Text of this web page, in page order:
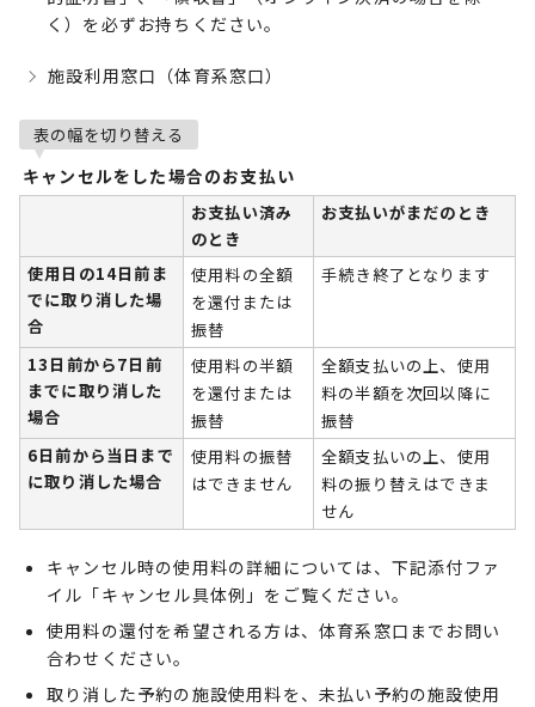
く）を必ずお持ちください。
施設利用窓口（体育系窓口）
表の幅を切り替える
キャンセルをした場合のお支払い
お支払い済み
のとき
お支払いがまだのとき
使用日の14日前ま
でに取り消した場
合
使用料の全額
を還付または
振替
手続き終了となります
13日前から7日前
までに取り消した
場合
使用料の半額
を還付または
振替
全額支払いの上、使用
料の半額を次回以降に
振替
6日前から当日まで
に取り消した場合
使用料の振替
はできません
全額支払いの上、使用
料の振り替えはできま
せん
キャンセル時の使用料の詳細については、下記添付ファ
イル「キャンセル具体例」をご覧ください。
使用料の還付を希望される方は、体育系窓口までお問い
合わせください。
取り消した予約の施設使用料を、未払い予約の施設使用